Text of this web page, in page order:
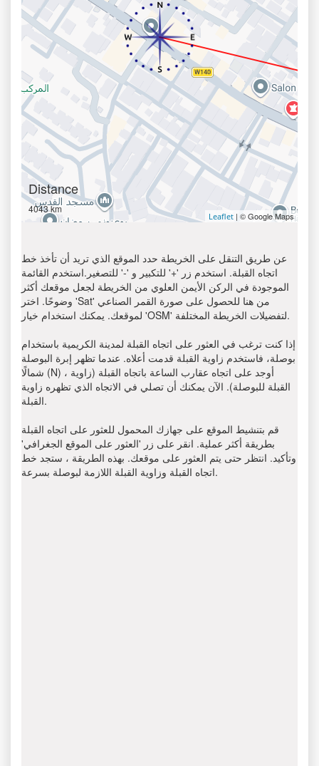
Distance
4043 km
Leaflet | © Google Maps
عن طريق التنقل على الخريطة حدد الموقع الذي تريد أن تأخذ خط
اتجاه القبلة. استخدم زر '+' للتكبير و '-' للتصغير.استخدم القائمة
الموجودة في الركن الأيمن العلوي من الخريطة لجعل موقعك أكثر
وضوحًا. اختر 'Sat' من هنا للحصول على صورة القمر الصناعي
لموقعك. يمكنك استخدام خيار 'OSM' لتفضيلات الخريطة المختلفة.
إذا كنت ترغب في العثور على اتجاه القبلة لمدينة الكريمية باستخدام
بوصلة، فاستخدم زاوية القبلة قدمت أعلاه. عندما تظهر إبرة البوصلة
شمالًا (N) ، أوجد على اتجاه عقارب الساعة باتجاه القبلة (زاوية
القبلة للبوصلة). الآن يمكنك أن تصلي في الاتجاه الذي تظهره زاوية
القبلة.
قم بتنشيط الموقع على جهازك المحمول للعثور على اتجاه القبلة
بطريقة أكثر عملية. انقر على زر 'العثور على الموقع الجغرافي'
وتأكيد. انتظر حتى يتم العثور على موقعك. بهذه الطريقة ، ستجد خط
اتجاه القبلة وزاوية القبلة اللازمة لبوصلة بسرعة.